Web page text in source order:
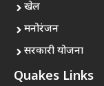
खेल
मनोरंजन
सरकारी योजना
Quakes Links